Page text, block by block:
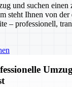
und suchen einen
steht Ihnen von
– professionell,